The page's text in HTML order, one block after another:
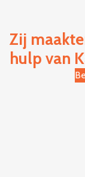
Zij
hulp van